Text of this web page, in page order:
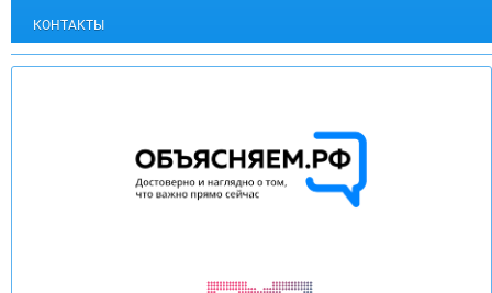
КОНТАКТЫ